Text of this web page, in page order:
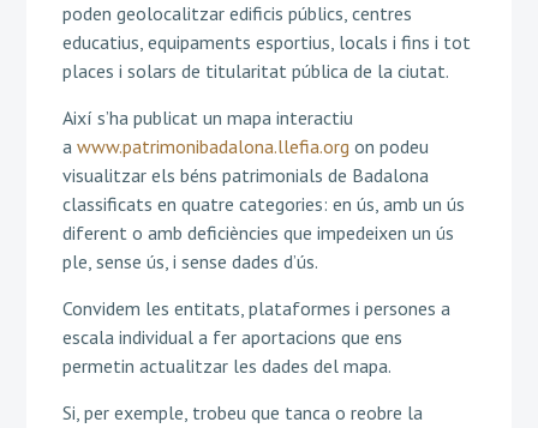
poden geolocalitzar edificis públics, centres
educatius, equipaments esportius, locals i fins i tot
places i solars de titularitat pública de la ciutat.
Així s’ha publicat un mapa interactiu
a www.patrimonibadalona.llefia.org on podeu
visualitzar els béns patrimonials de Badalona
classificats en quatre categories: en ús, amb un ús
diferent o amb deficiències que impedeixen un ús
ple, sense ús, i sense dades d’ús.
Convidem les entitats, plataformes i persones a
escala individual a fer aportacions que ens
permetin actualitzar les dades del mapa.
Si, per exemple, trobeu que tanca o reobre la